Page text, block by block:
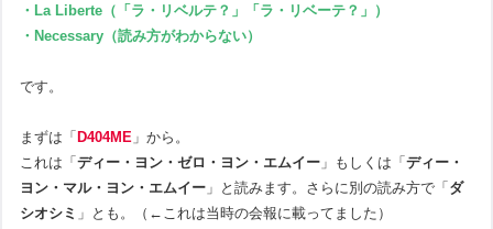
・La Liberte（「ラ・リベルテ？」「ラ・リベーテ？」）
・Necessary（読み方がわからない）
です。
まずは「 D404ME 」から。
これは「ディー・ヨン・ゼロ・ヨン・エムイー 」もしくは「ディー・
ヨン・マル・ヨン・エムイー 」と読みます。さらに別の読み方で「 ダ
シオシミ 」とも。（←これは当時の会報に載ってました）